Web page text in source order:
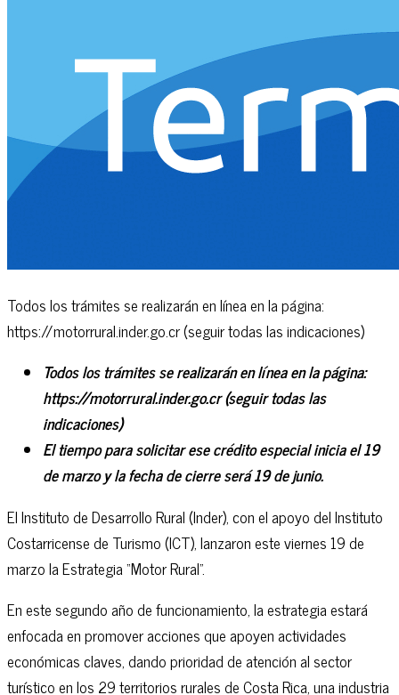
Todos los trámites se realizarán en línea en la página:
https://motorrural.inder.go.cr (seguir todas las indicaciones)
Todos los trámites se realizarán en línea en la página:
https://motorrural.inder.go.cr (seguir todas las
indicaciones)
El tiempo para solicitar ese crédito especial inicia el 19
de marzo y la fecha de cierre será 19 de junio.
El Instituto de Desarrollo Rural (Inder), con el apoyo del Instituto
Costarricense de Turismo (ICT), lanzaron este viernes 19 de
marzo la Estrategia “Motor Rural”.
En este segundo año de funcionamiento, la estrategia estará
enfocada en promover acciones que apoyen actividades
económicas claves, dando prioridad de atención al sector
turístico en los 29 territorios rurales de Costa Rica, una industria